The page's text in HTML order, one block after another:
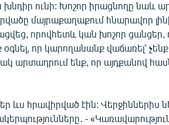
խնդիր ունի: Խոշոր իրացնողը նաև
մայրաքաղաքում հնարավոր
որովհետև կան խոշոր ցանցեր,
որ կարողանանք վաճառել՝
արտադրում ենք, որ այդքանով
ևս հրավիրված էին: Վերջիններիս
-